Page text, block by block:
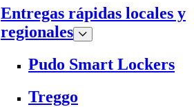
Entregas rápidas locales y
regionales
Pudo Smart Lockers
Treggo